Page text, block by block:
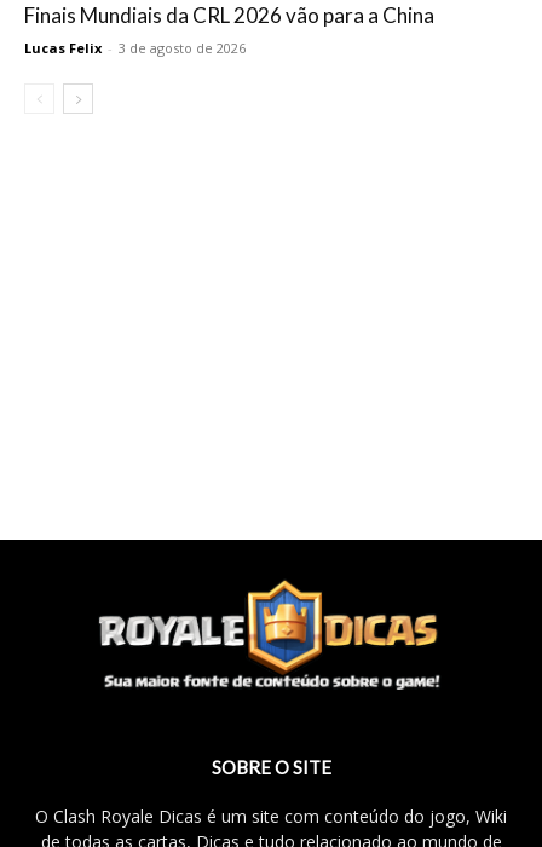
Finais Mundiais da CRL 2026 vão para a China
Lucas Felix - 3 de agosto de 2026
SOBRE O SITE
O Clash Royale Dicas é um site com conteúdo do jogo, Wiki
de todas as cartas, Dicas e tudo relacionado ao mundo de